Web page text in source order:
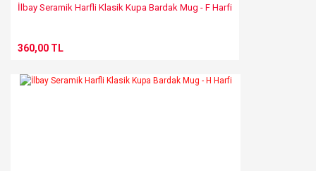
İlbay Seramik Harfli Klasik Kupa Bardak Mug - F Harfi
360,00 TL